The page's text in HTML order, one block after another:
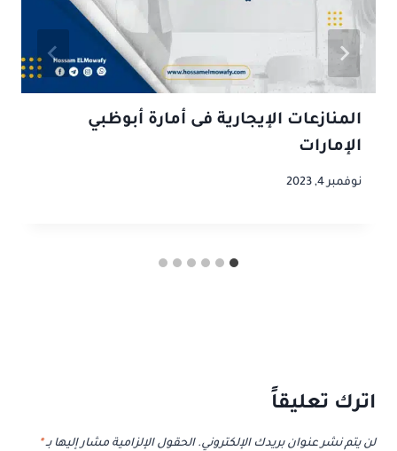
المنازعات الإيجارية فى أمارة أبوظبي
الإمارات
نوفمبر 4, 2023
اترك تعليقاً
لن يتم نشر عنوان بريدك الإلكتروني. الحقول الإلزامية مشار إليها بـ*